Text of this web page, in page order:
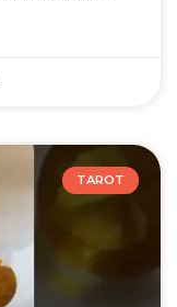
TAROT